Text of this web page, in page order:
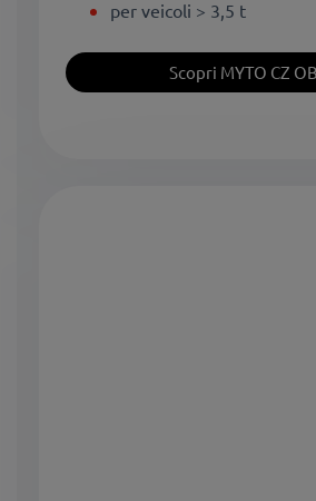
per veicoli > 3,5 t
Scopri MYTO CZ